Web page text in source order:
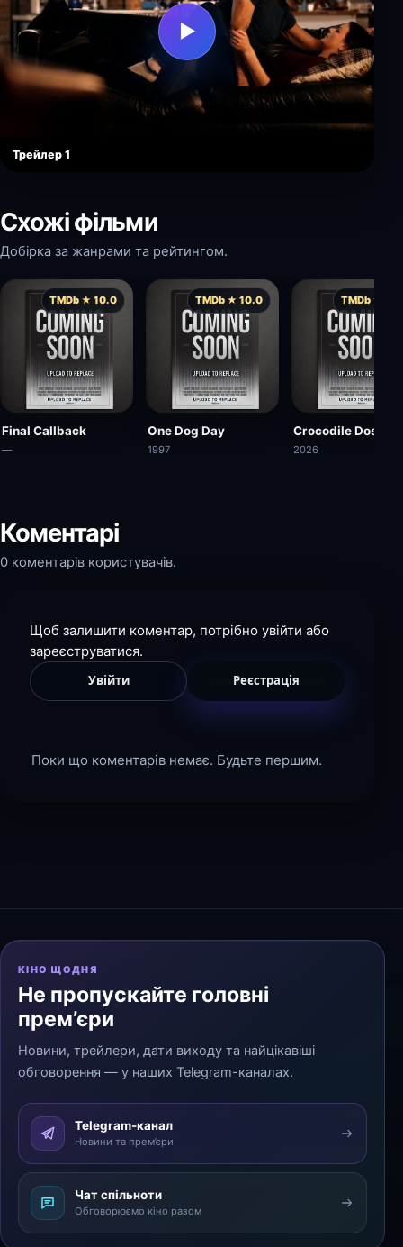
▶
Трейлер 1
Схожі фільми
Добірка за жанрами та рейтингом.
TMDb ★ 10.0
Final Callback
—
TMDb ★ 10.0
One Dog Day
1997
TMDb ★
Crocodile Dose
2026
Коментарі
0 коментарів користувачів.
Щоб залишити коментар, потрібно увійти або
зареєструватися.
Увійти Реєстрація
Поки що коментарів немає. Будьте першим.
КІНО ЩОДНЯ
Не пропускайте головні
прем’єри
Новини, трейлери, дати виходу та найцікавіші
обговорення — у наших Telegram-каналах.
Telegram-канал
Новини та прем’єри
Чат спільноти
Обговорюємо кіно разом